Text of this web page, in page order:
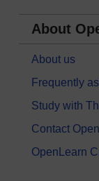
About
About us
Frequently
Study with
Contact
OpenLearn